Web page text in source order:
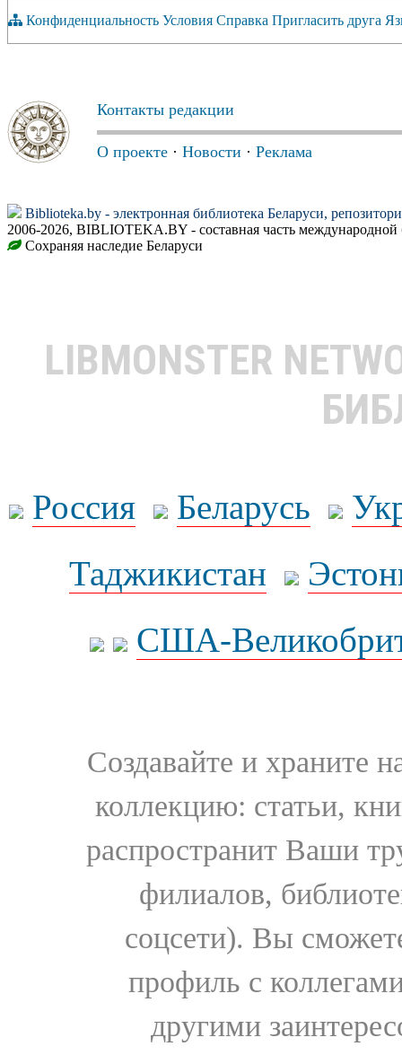
Конфиденциальность Условия Справка Пригласить друга
Контакты редакции
О проекте · Новости · Реклама
Biblioteka.by - электронная библиотека Беларуси,
2006-2026, BIBLIOTEKA.BY - составная часть
Сохраняя наследие Беларуси
LIBMONSTER
Россия Беларусь
Таджикистан
США-
Создавайте и храните
коллекцию: статьи,
распространит Ваши
филиалов,
соцсети). Вы
профиль с
другими